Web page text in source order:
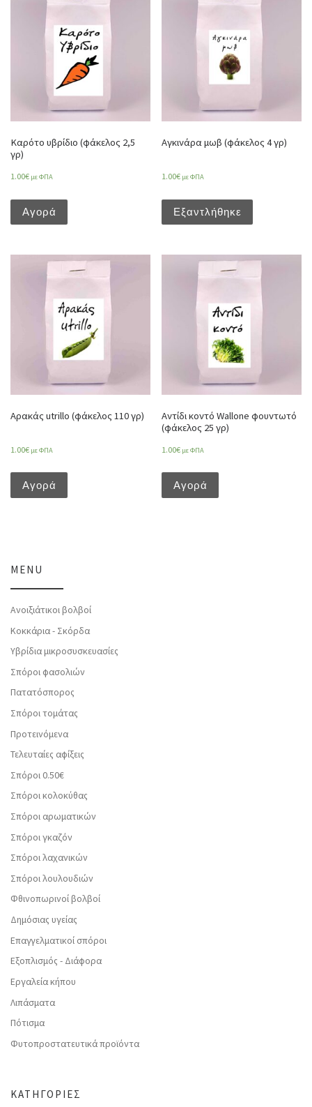
Καρότο υβρίδιο (φάκελος 2,5
γρ)
1.00€ με ΦΠΑ
Αγορά
Αγκινάρα μωβ (φάκελος 4 γρ)
1.00€ με ΦΠΑ
Εξαντλήθηκε
Αρακάς utrillo (φάκελος 110 γρ)
1.00€ με ΦΠΑ
Αγορά
Αντίδι κοντό Wallone φουντωτό
(φάκελος 25 γρ)
1.00€ με ΦΠΑ
Αγορά
MENU
Ανοιξιάτικοι βολβοί
Κοκκάρια - Σκόρδα
Υβρίδια μικροσυσκευασίες
Σπόροι φασολιών
Πατατόσπορος
Σπόροι τομάτας
Προτεινόμενα
Τελευταίες αφίξεις
Σπόροι 0.50€
Σπόροι κολοκύθας
Σπόροι αρωματικών
Σπόροι γκαζόν
Σπόροι λαχανικών
Σπόροι λουλουδιών
Φθινοπωρινοί βολβοί
Δημόσιας υγείας
Επαγγελματικοί σπόροι
Εξοπλισμός - Διάφορα
Εργαλεία κήπου
Λιπάσματα
Πότισμα
Φυτοπροστατευτικά προϊόντα
ΚΑΤΗΓΟΡΊΕΣ